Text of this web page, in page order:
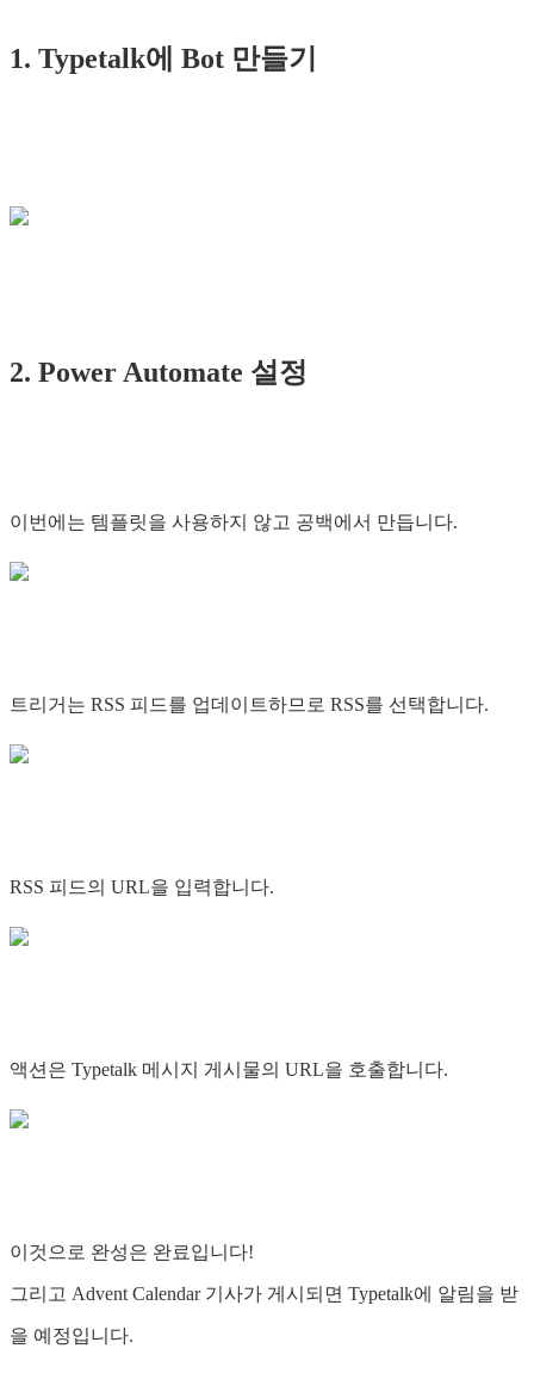
1. Typetalk에 Bot 만들기
2. Power Automate 설정
이번에는 템플릿을 사용하지 않고 공백에서 만듭니다.
트리거는 RSS 피드를 업데이트하므로 RSS를 선택합니다.
RSS 피드의 URL을 입력합니다.
액션은 Typetalk 메시지 게시물의 URL을 호출합니다.
이것으로 완성은 완료입니다!
그리고 Advent Calendar 기사가 게시되면 Typetalk에 알림을 받
을 예정입니다.